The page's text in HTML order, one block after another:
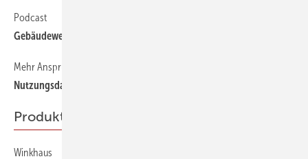
Podcast
Gebäudewende im Keller und am Dach
Mehr Anspruch bei Dämmung
Nutzungsdauer und Heizlast als Grund für mehr Dämmung
Produkte
Winkhaus